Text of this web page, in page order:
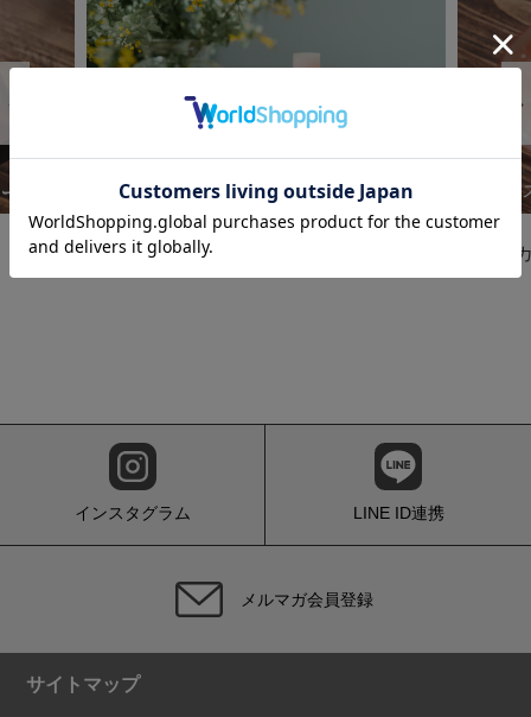
春夏おすすめケア特集 話題の
インスタグラム LINE ID連携
メルマガ会員登録
サイトマップ